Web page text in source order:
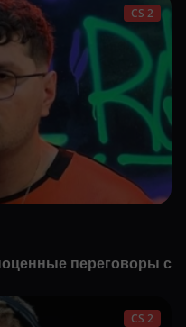
CS 2
переговоры с
CS 2